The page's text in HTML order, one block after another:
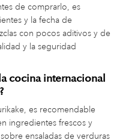
de comprarlo, es
y la fecha de
con pocos aditivos y de
y la seguridad
cocina internacional
es recomendable
ingredientes frescos y
ensaladas de verduras